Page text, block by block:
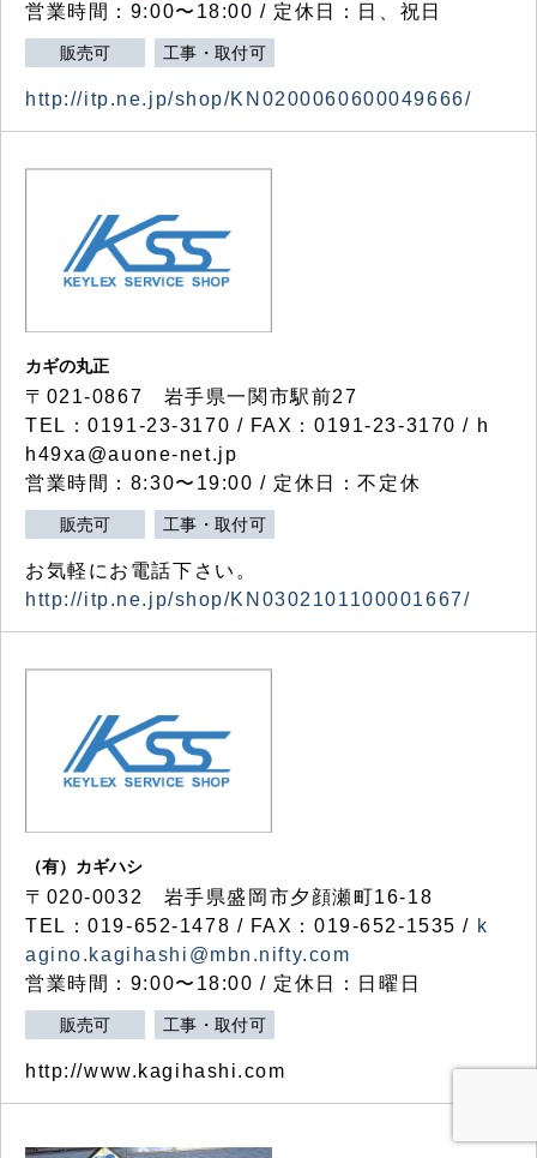
営業時間：9:00〜18:00 / 定休日：日、祝日
販売可 工事・取付可
http://itp.ne.jp/shop/KN0200060600049666/
カギの丸正
〒021-0867 岩手県一関市駅前27
TEL：0191-23-3170 / FAX：0191-23-3170 / h
h49xa@auone-net.jp
営業時間：8:30〜19:00 / 定休日：不定休
販売可 工事・取付可
お気軽にお電話下さい。
http://itp.ne.jp/shop/KN0302101100001667/
（有）カギハシ
〒020-0032 岩手県盛岡市夕顔瀬町16-18
TEL：019-652-1478 / FAX：019-652-1535 / k
agino.kagihashi@mbn.nifty.com
営業時間：9:00〜18:00 / 定休日：日曜日
販売可 工事・取付可
http://www.kagihashi.com